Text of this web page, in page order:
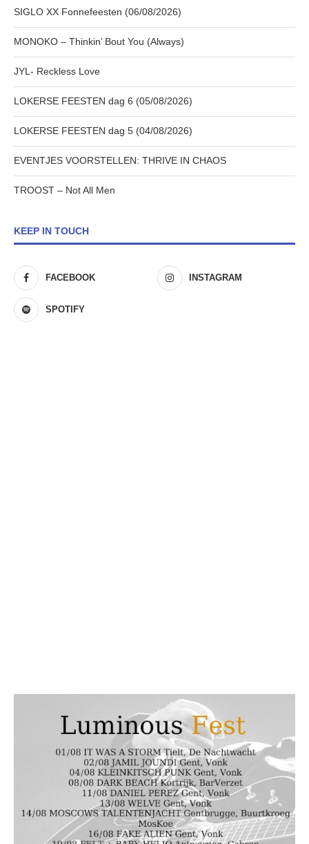
SIGLO XX Fonnefeesten (06/08/2026)
MONOKO – Thinkin’ Bout You (Always)
JYL- Reckless Love
LOKERSE FEESTEN dag 6 (05/08/2026)
LOKERSE FEESTEN dag 5 (04/08/2026)
EVENTJES VOORSTELLEN: THRIVE IN CHAOS
TROOST – Not All Men
KEEP IN TOUCH
FACEBOOK INSTAGRAM
SPOTIFY